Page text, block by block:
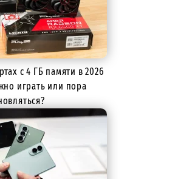
с 4 ГБ памяти в 2026
играть или пора